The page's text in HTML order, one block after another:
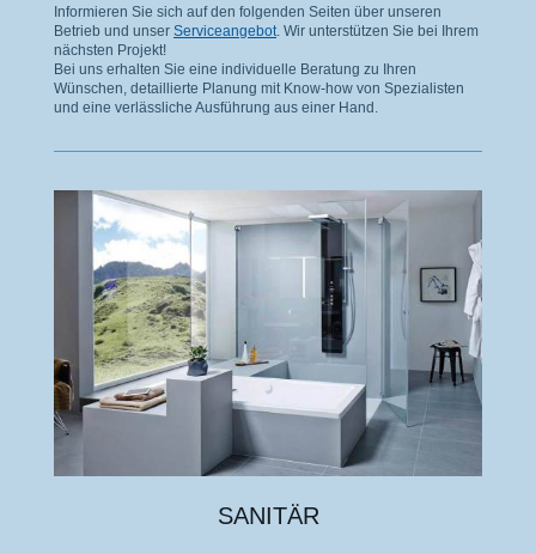
Informieren Sie sich auf den folgenden Seiten über unseren
Betrieb und unser Serviceangebot. Wir unterstützen Sie bei Ihrem
nächsten Projekt!
Bei uns erhalten Sie eine individuelle Beratung zu Ihren
Wünschen, detaillierte Planung mit Know-how von Spezialisten
und eine verlässliche Ausführung aus einer Hand.
SANITÄR